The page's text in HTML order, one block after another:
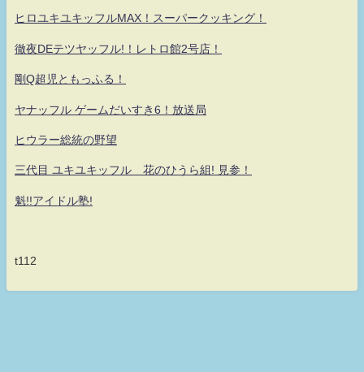
ヒロユキユキッフルMAX！スーパークッキング！
徹夜DEテツヤッフル!！レトロ館2号店！
剛Q超児ともっふる！
ヤナッフル ゲームだいすき6！放送局
ヒウラー総統の野望
三代目 ユキユキッフル 花のひうら組! 見参！
魁!!アイドル塾!
t112